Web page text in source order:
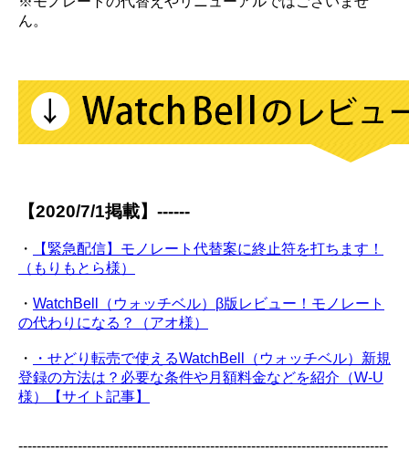
ん。
【2020/7/1掲載】------
・
【緊急配信】モノレート代替案に終止符を打ちます！
（もりもとら様）
・ WatchBell（ウォッチベル）β版レビュー！モノレート
の代わりになる？（アオ様）
・
・せどり転売で使えるWatchBell（ウォッチベル）新規
登録の方法は？必要な条件や月額料金などを紹介（W-U
様）【サイト記事】
---------------------------------------------------------------------------------